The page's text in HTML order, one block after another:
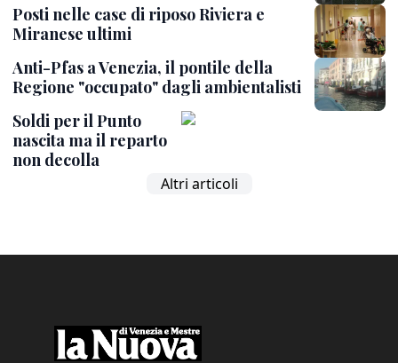
Posti nelle case di riposo Riviera e
Miranese ultimi
Anti-Pfas a Venezia, il pontile della
Regione "occupato" dagli ambientalisti
Soldi per il Punto
nascita ma il reparto
non decolla
Altri articoli